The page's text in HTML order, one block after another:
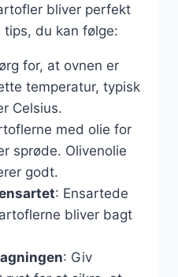
bliver perfekt
du kan følge:
for, at ovnen er
temperatur, typisk
Celsius.
med olie for
sprøde. Olivenolie
godt.
: Ensartede
bliver bagt
: Giv